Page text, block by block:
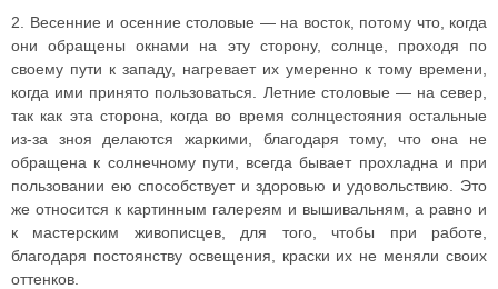
2. Весенние и осенние столовые — на восток, потому что, когда
они обращены окнами на эту сторону, солнце, проходя по
своему пути к западу, нагревает их умеренно к тому времени,
когда ими принято пользоваться. Летние столовые — на север,
так как эта сторона, когда во время солнцестояния остальные
из-за зноя делаются жаркими, благодаря тому, что она не
обращена к солнечному пути, всегда бывает прохладна и при
пользовании ею способствует и здоровью и удовольствию. Это
же относится к картинным галереям и вышивальням, а равно и
к мастерским живописцев, для того, чтобы при работе,
благодаря постоянству освещения, краски их не меняли своих
оттенков.